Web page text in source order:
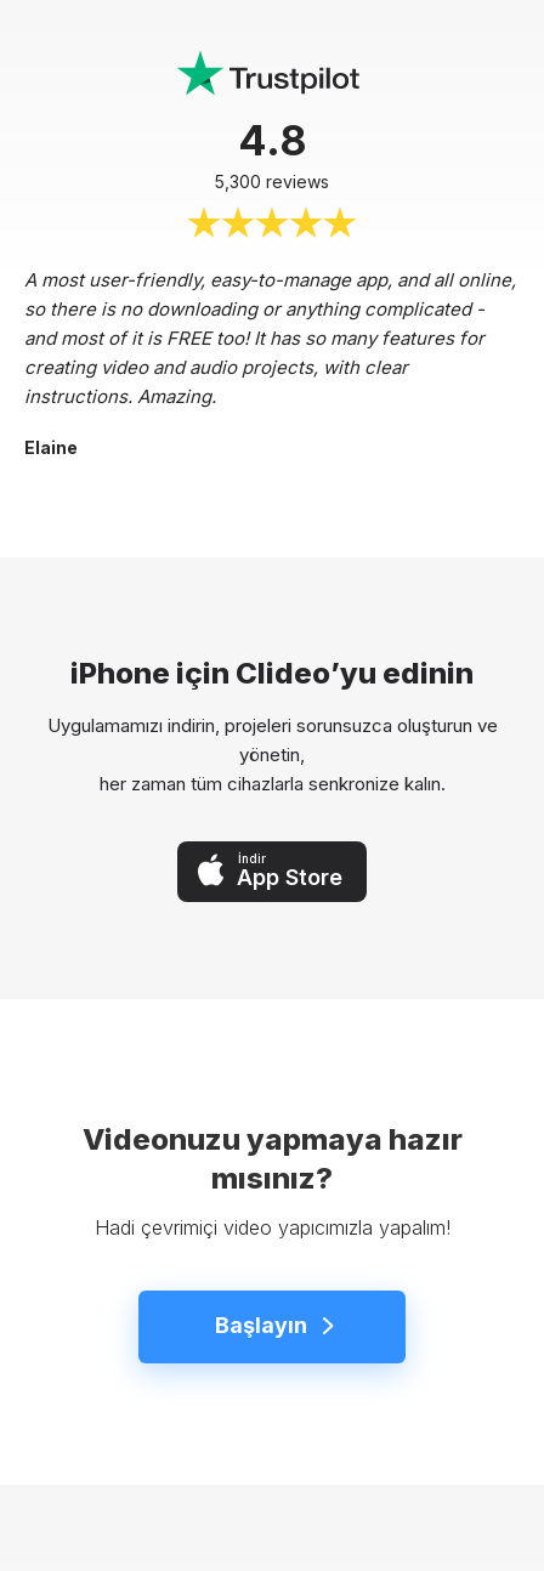
4.8
5,300 reviews
A most user-friendly, easy-to-manage app, and all online,
so there is no downloading or anything complicated -
and most of it is FREE too! It has so many features for
creating video and audio projects, with clear
instructions. Amazing.
Elaine
iPhone için Clideo’yu edinin
Uygulamamızı indirin, projeleri sorunsuzca oluşturun ve
yönetin,
her zaman tüm cihazlarla senkronize kalın.
İndir
App Store
Videonuzu yapmaya hazır
mısınız?
Hadi çevrimiçi video yapıcımızla yapalım!
Başlayın